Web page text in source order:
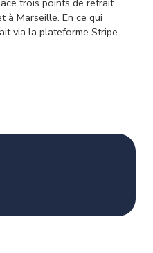
trois points de retrait
à Marseille. En ce qui
via la plateforme Stripe